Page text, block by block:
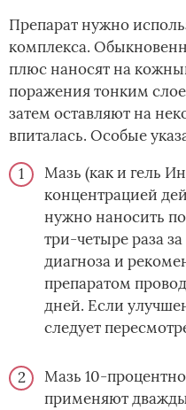
Препарат нужно
комплекса.
плюс наносят на
поражения тонким
затем оставляют на
впиталась. Особые
Мазь (как и гель
концентрацией
нужно наносить
три-четыре раза
диагноза и
препаратом
дней. Если
следует
Мазь 10-
применяют